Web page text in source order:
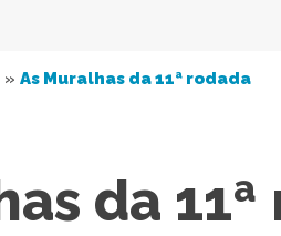
» As Muralhas da 11ª rodada
da